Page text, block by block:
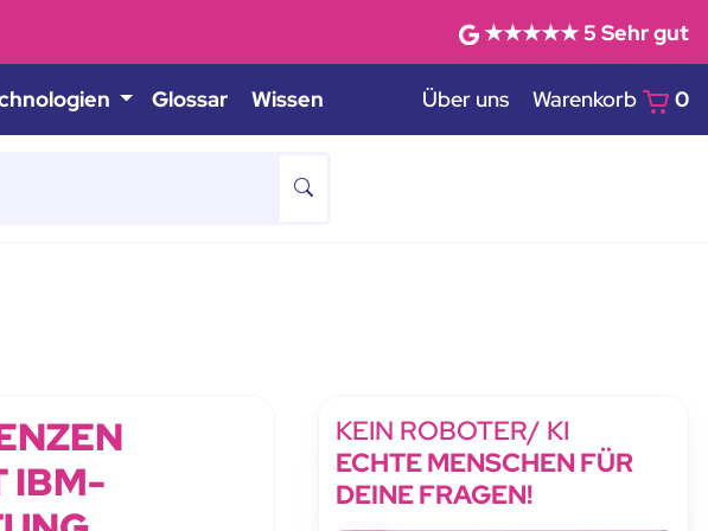
★★★★★5 Sehr gut
Glossar Wissen Über uns Warenkorb 0
IBM-
KEIN ROBOTER/ KI
ECHTE MENSCHEN FÜR
DEINE FRAGEN!